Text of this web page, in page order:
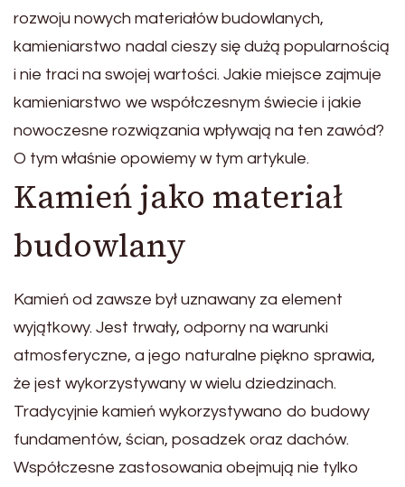
rozwoju nowych materiałów budowlanych,
kamieniarstwo nadal cieszy się dużą popularnością
i nie traci na swojej wartości. Jakie miejsce zajmuje
kamieniarstwo we współczesnym świecie i jakie
nowoczesne rozwiązania wpływają na ten zawód?
O tym właśnie opowiemy w tym artykule.
Kamień jako materiał
budowlany
Kamień od zawsze był uznawany za element
wyjątkowy. Jest trwały, odporny na warunki
atmosferyczne, a jego naturalne piękno sprawia,
że jest wykorzystywany w wielu dziedzinach.
Tradycyjnie kamień wykorzystywano do budowy
fundamentów, ścian, posadzek oraz dachów.
Współczesne zastosowania obejmują nie tylko